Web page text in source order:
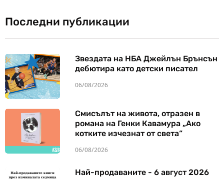
Последни публикации
Звездата на НБА Джейлън Брънсън
дебютира като детски писател
06/08/2026
Смисълът на живота, отразен в
романа на Генки Кавамура „Ако
котките изчезнат от света“
06/08/2026
Най-продаваните - 6 август 2026